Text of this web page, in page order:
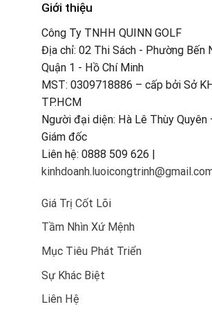
Giới thiệu
Công Ty TNHH QUINN GOLF
Địa chỉ: 02 Thi Sách - Phường Bến
Quận 1 - Hồ Chí Minh
MST: 0309718886 – cấp bởi Sở
TP.HCM
Người đại diện: Hà Lê Thùy Quyên
Giám đốc
Liên hệ: 0888 509 626 |
Giá Trị Cốt Lõi
Tầm Nhìn Xứ Mệnh
Mục Tiêu Phát Triển
Sự Khác Biệt
Liên Hệ